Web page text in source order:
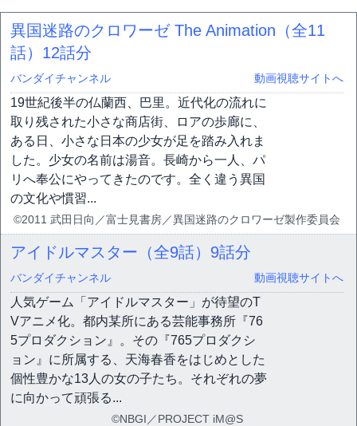
異国迷路のクロワーゼ The Animation（全11
話） 12話分
バンダイチャンネル 動画視聴サイトへ
19世紀後半の仏蘭西、巴里。近代化の流れに
取り残された小さな商店街、ロアの歩廊に、
ある日、小さな日本の少女が足を踏み入れま
した。少女の名前は湯音。長崎から一人、パ
リへ奉公にやってきたのです。全く違う異国
の文化や慣習...
©2011 武田日向／富士見書房／異国迷路のクロワーゼ製作委員会
アイドルマスター（全9話） 9話分
バンダイチャンネル 動画視聴サイトへ
人気ゲーム「アイドルマスター」が待望のT
Vアニメ化。都内某所にある芸能事務所『76
5プロダクション』。その『765プロダクシ
ョン』に所属する、天海春香をはじめとした
個性豊かな13人の女の子たち。それぞれの夢
に向かって頑張る...
©NBGI／PROJECT iM@S